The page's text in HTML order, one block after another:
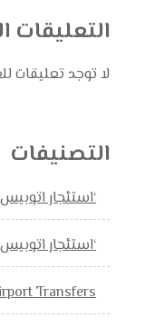
التعليقات
لا توجد تعليقات
التصنيفات
‘استئجار اتوبيس
‘استئجار اتوبيس
Transfers